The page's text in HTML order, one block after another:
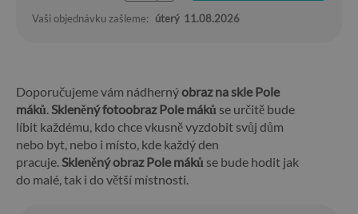
Vaši objednávku zašleme: úterý 11.08.2026
Doporučujeme vám nádhernýobraz na skle Pole
máků.Skleněný fotoobraz Pole máků se určitě bude
líbit každému, kdo chce vkusně vyzdobit svůj dům
nebo byt, nebo i místo, kde každý den
pracuje.Skleněný obraz Pole máků se bude hodit jak
do malé, tak i do větší místnosti.